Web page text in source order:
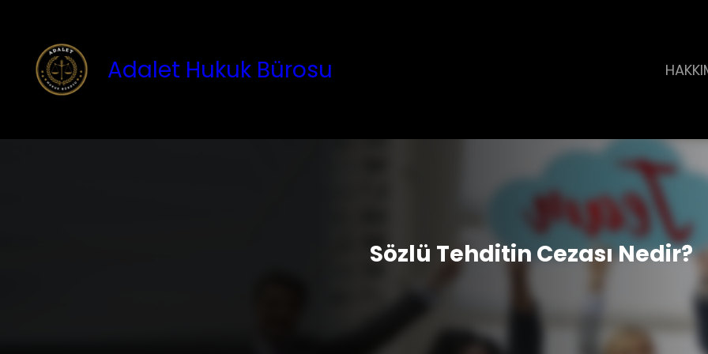
Adalet Hukuk Bürosu
Sözlü Tehditin Cezası Nedir?